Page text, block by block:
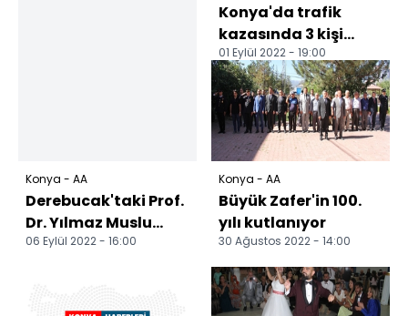
Konya - AA
Derebucak'taki Prof.
Dr. Yılmaz Muslu
Barajı turizme
06 Eylül 2022 - 16:00
Konya'da trafik
kazasında 3 kişi
yaralandı
01 Eylül 2022 - 19:00
Konya - AA
Büyük Zafer'in 100.
yılı kutlanıyor
30 Ağustos 2022 - 14:00